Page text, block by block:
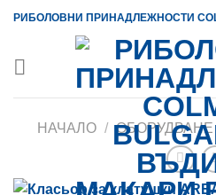
SkipРИБОЛОВНИ ПРИНАДЛЕЖНОСТИ
НАЧАЛО / ОБОРУДВАНЕ